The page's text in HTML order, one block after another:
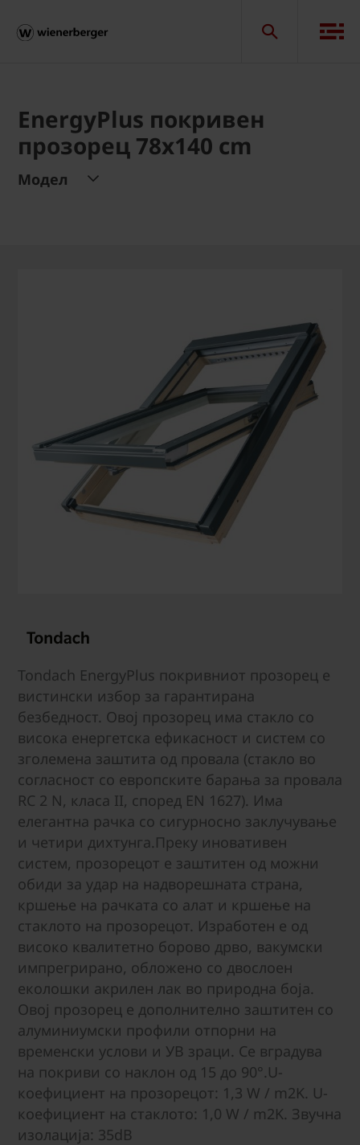
EnergyPlus покривен
прозорец 78x140 cm
Модел
Tondach EnergyPlus покривниот прозорец е
вистински избор за гарантирана
безбедност. Овој прозорец има стакло со
висока енергетска ефикасност и систем со
зголемена заштита од провала (стакло во
согласност со европските барања за провала
RC 2 N, класа II, според EN 1627). Има
елегантна рачка со сигурносно заклучување
и четири дихтунга.Преку иновативен
систем, прозорецот е заштитен од можни
обиди за удар на надворешната страна,
кршење на рачката со алат и кршење на
стаклото на прозорецот. Изработен е од
високо квалитетно борово дрво, вакумски
импрегрирано, обложено со двослоен
еколошки акрилен лак во природна боја.
Овој прозорец е дополнително заштитен со
алуминиумски профили отпорни на
временски услови и УВ зраци. Се вградува
на покриви со наклон од 15 до 90°.U-
коефициент на прозорецот: 1,3 W / m2K. U-
коефициент на стаклото: 1,0 W / m2K. Звучна
изолација: 35dB